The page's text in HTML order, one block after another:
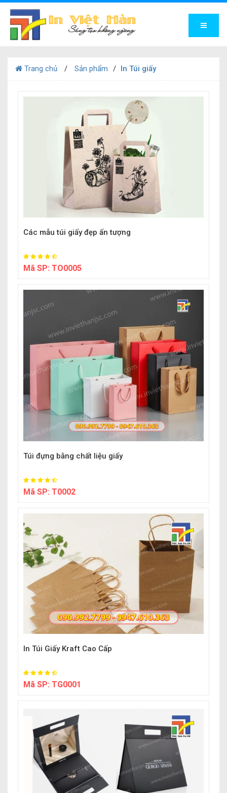
Trang chủ Sản phẩm In Túi giấy
Các mẫu túi giấy đẹp ấn tượng
Mã SP: TO0005
Túi đựng bằng chất liệu giấy
Mã SP: T0002
In Túi Giấy Kraft Cao Cấp
Mã SP: TG0001